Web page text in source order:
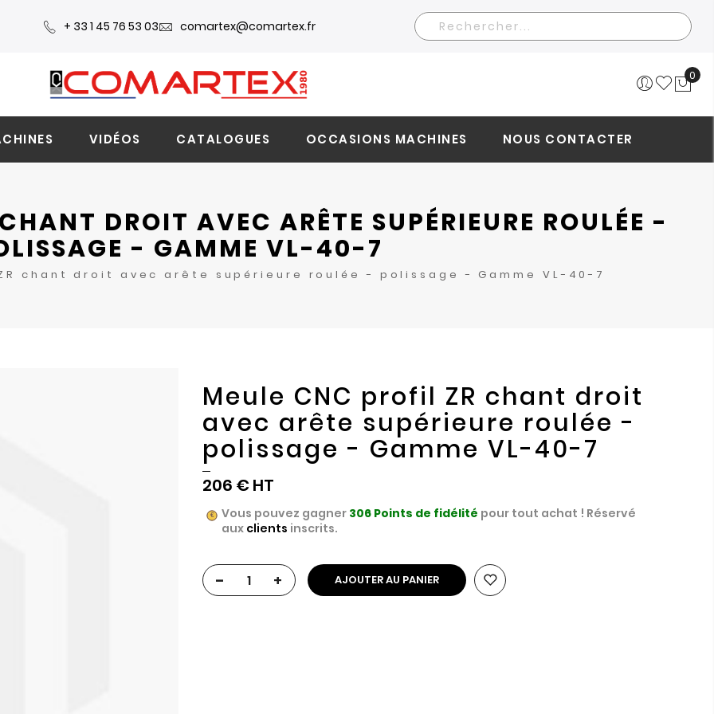
+ 33 1 45 76 53 03 comartex@comartex.fr
Rechercher
0
VIDÉOS CATALOGUES OCCASIONS MACHINES NOUS CONTACTER
DROIT AVEC ARÊTE SUPÉRIEURE ROULÉE -
- GAMME VL-40-7
chant droit avec arête supérieure roulée - polissage - Gamme VL-40-7
Meule CNC profil ZR chant droit
avec arête supérieure roulée -
polissage - Gamme VL-40-7
206 €
Vous pouvez gagner 306 Points de fidélité pour tout achat ! Réservé
aux clients inscrits.
- + AJOUTER AU PANIER